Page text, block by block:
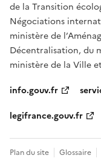
de la Transition
Négociations
ministère de
Décentralisation, du
ministère de la Ville
info.gouv.fr
legifrance.gouv.fr
Plan du site Glossaire